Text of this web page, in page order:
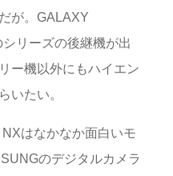
が。GALAXY
リーズの後継機が出
ー機以外にもハイエン
いたい。
はなかなか面白いモ
のデジタルカメラ